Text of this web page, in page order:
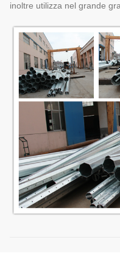
inoltre utilizza nel grande